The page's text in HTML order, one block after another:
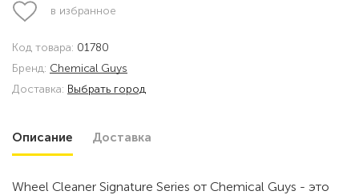
в избранное
Код товара: 01780
Бренд: Chemical Guys
Доставка: Выбрать город
Описание Доставка
Wheel Cleaner Signature Series от Chemical Guys - это